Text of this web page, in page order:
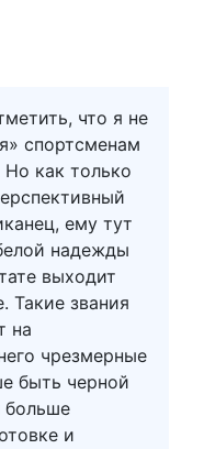
что я не
спортсменам
как только
ему тут
надежды
выходит
Такие звания
на
чрезмерные
быть черной
больше
и